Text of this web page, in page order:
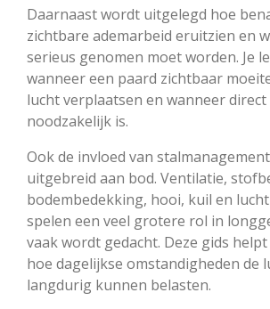
Daarnaast wordt uitgelegd hoe
zichtbare ademarbeid eruitzien en
serieus genomen moet worden. Je
wanneer een paard zichtbaar
lucht verplaatsen en wanneer
noodzakelijk is.
Ook de invloed van
uitgebreid aan bod. Ventilatie,
bodembedekking, hooi, kuil en
spelen een veel grotere rol in
vaak wordt gedacht. Deze gids
hoe dagelijkse omstandigheden de
langdurig kunnen belasten.